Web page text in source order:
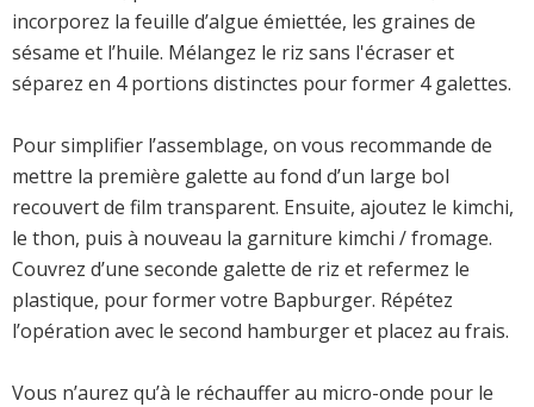
incorporez la feuille d’algue émiettée, les graines de
sésame et l’huile. Mélangez le riz sans l'écraser et
séparez en 4 portions distinctes pour former 4 galettes.
Pour simplifier l’assemblage, on vous recommande de
mettre la première galette au fond d’un large bol
recouvert de film transparent. Ensuite, ajoutez le kimchi,
le thon, puis à nouveau la garniture kimchi / fromage.
Couvrez d’une seconde galette de riz et refermez le
plastique, pour former votre Bapburger. Répétez
l’opération avec le second hamburger et placez au frais.
Vous n’aurez qu’à le réchauffer au micro-onde pour le